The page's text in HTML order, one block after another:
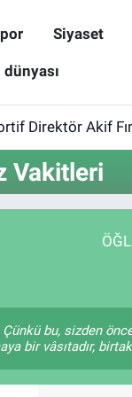
Siyaset
Direktör Akif
Vakitleri
bu, sizden
bir vâsıtadır,